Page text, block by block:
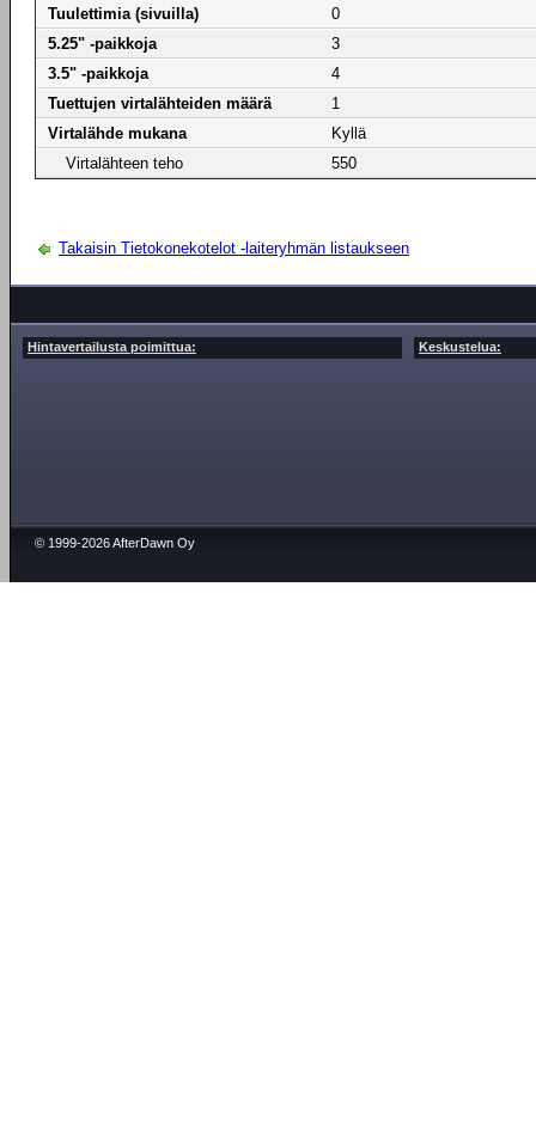
Tuulettimia (sivuilla)
0
5.25" -paikkoja
3
3.5" -paikkoja
4
Tuettujen virtalähteiden määrä
1
Virtalähde mukana
Kyllä
Virtalähteen teho
550
Takaisin Tietokonekotelot -laiteryhmän listaukseen
Hintavertailusta poimittua: Keskustelua:
© 1999-2026 AfterDawn Oy